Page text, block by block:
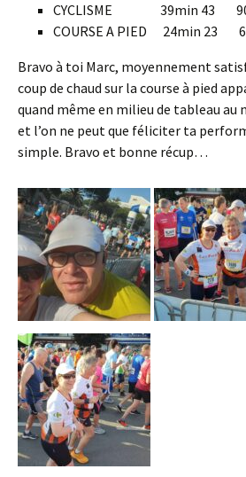
CYCLISME 39min 43
COURSE A PIED 24min 23
Bravo à toi Marc, moyennement
coup de chaud sur la course à pied
quand même en milieu de tableau au
et l’on ne peut que féliciter ta
simple. Bravo et bonne récup…